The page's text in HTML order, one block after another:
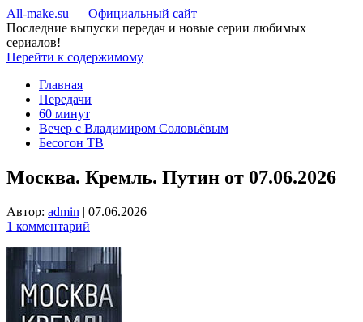
All-make.su — Официальный сайт
Последние выпуски передач и новые серии любимых
сериалов!
Перейти к содержимому
Главная
Передачи
60 минут
Вечер с Владимиром Соловьёвым
Бесогон ТВ
Москва. Кремль. Путин от 07.06.2026
Автор: admin | 07.06.2026
1 комментарий